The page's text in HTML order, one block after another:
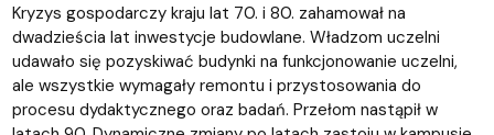
Kryzys gospodarczy kraju lat 70. i 80. zahamował na
dwadzieścia lat inwestycje budowlane. Władzom uczelni
udawało się pozyskiwać budynki na funkcjonowanie uczelni,
ale wszystkie wymagały remontu i przystosowania do
procesu dydaktycznego oraz badań. Przełom nastąpił w